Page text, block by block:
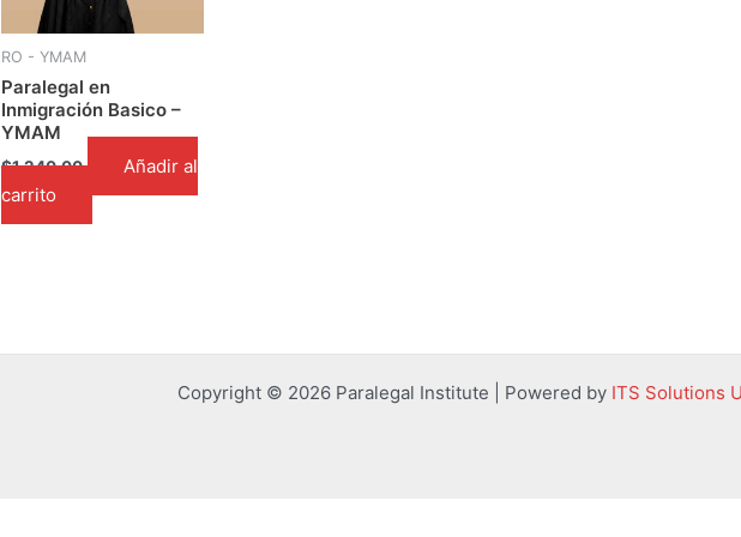
RO - YMAM
Paralegal en
Inmigración Basico –
YMAM
$1,240.00
Añadir al
carrito
Copyright © 2026 Paralegal Institute | Powered by ITS Solutions